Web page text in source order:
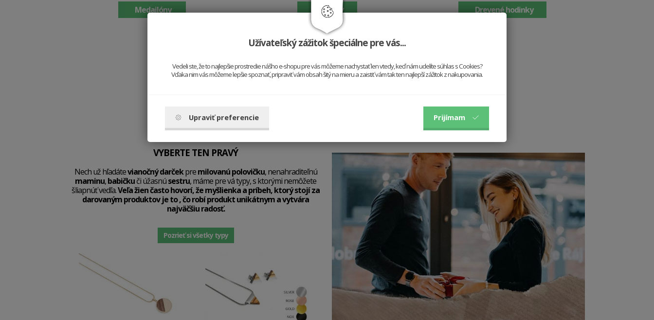
Medailóny Peňaženky Drevené hodinky
DARČEKY PRE ŽENY VÁŠHO ŽIVOTA
VYBERTE TEN PRAVÝ
Nech už hľadátevianočný darčekpremilovanú polovičku, nenahraditeľnú
maminu,babičkuči úžasnúsestru, máme pre vá typy, s ktorými nemôžete
šliapnúť vedľa.Veľa žien často hovorí, že myšlienka a príbeh, ktorý stojí za
darovaným produktov je to , čo robí produkt unikátnym a vytvára
najväčšiu radosť.
Pozrieť si všetky typy
Užívateľský zážitok špeciálne pre vás...
Vedeli ste, že to najlepšie prostredie nášho e-shopu pre vás môžeme nachystať len vtedy, keď nám udelíte súhlas s Cookies?
Vďaka nim vás môžeme lepšie spoznať, pripraviť vám obsah šitý na mieru a zaistiť vám tak ten najlepší zážitok z nakupovania.
Upraviť preferencie Prijímam